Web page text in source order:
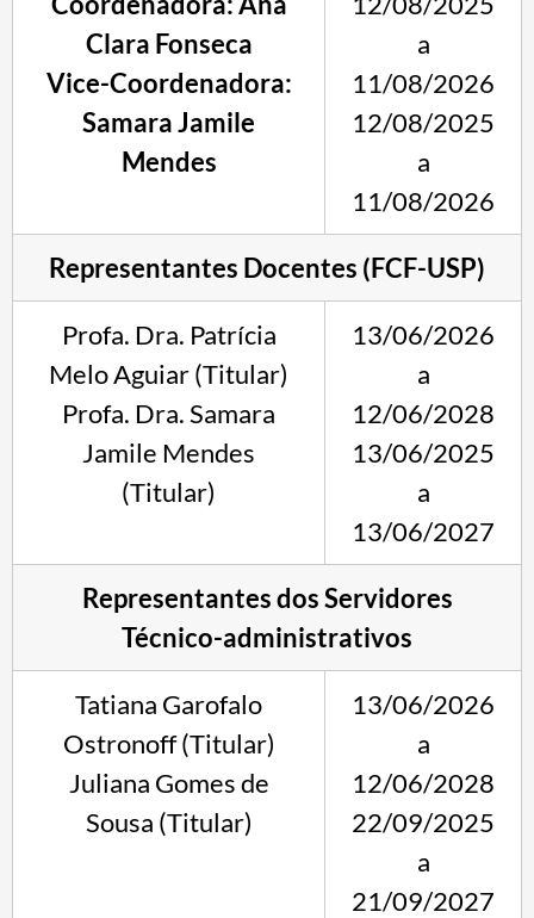
Clara Fonseca
Vice-Coordenadora:
Samara Jamile
Mendes
a
11/08/2026
12/08/2025
a
11/08/2026
Representantes Docentes (FCF-USP)
Profa. Dra. Patrícia
Melo Aguiar (Titular)
Profa. Dra. Samara
Jamile Mendes
(Titular)
13/06/2026
a
12/06/2028
13/06/2025
a
13/06/2027
Representantes dos Servidores
Técnico-administrativos
Tatiana Garofalo
Ostronoff (Titular)
Juliana Gomes de
Sousa (Titular)
13/06/2026
a
12/06/2028
22/09/2025
a
21/09/2027